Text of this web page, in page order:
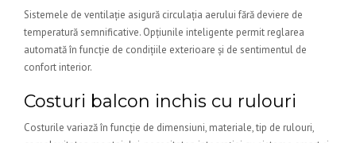
Sistemele de ventilație asigură circulația aerului fără deviere de
temperatură semnificative. Opțiunile inteligente permit reglarea
automată în funcție de condițiile exterioare și de sentimentul de
confort interior.
Costuri balcon inchis cu rulouri
Costurile variază în funcție de dimensiuni, materiale, tip de rulouri,